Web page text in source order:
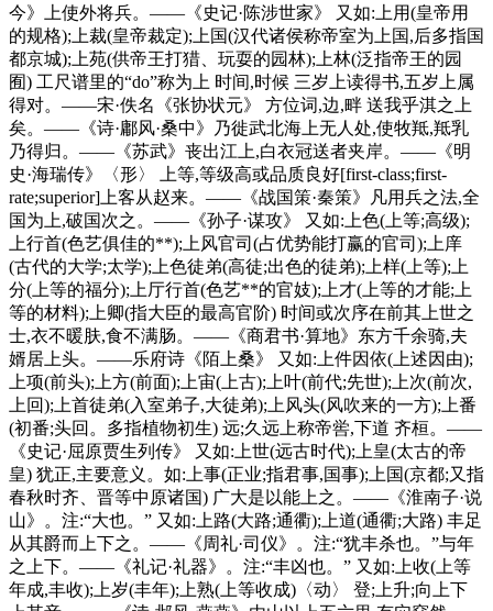
今》上使外将兵。——《史记·陈涉世家》 又如:上用(皇帝用
的规格);上裁(皇帝裁定);上国(汉代诸侯称帝室为上国,后多指国
都京城);上苑(供帝王打猎、玩耍的园林);上林(泛指帝王的园
囿) 工尺谱里的“do”称为上 时间,时候 三岁上读得书,五岁上属
得对。——宋·佚名《张协状元》 方位词,边,畔 送我乎淇之上
矣。——《诗·鄘风·桑中》乃徙武北海上无人处,使牧羝,羝乳
乃得归。——《苏武》丧出江上,白衣冠送者夹岸。——《明
史·海瑞传》〈形〉 上等,等级高或品质良好[first-class;first-
rate;superior]上客从赵来。——《战国策·秦策》凡用兵之法,全
国为上,破国次之。——《孙子·谋攻》 又如:上色(上等;高级);
上行首(色艺俱佳的**);上风官司(占优势能打赢的官司);上庠
(古代的大学;太学);上色徒弟(高徒;出色的徒弟);上样(上等);上
分(上等的福分);上厅行首(色艺**的官妓);上才(上等的才能;上
等的材料);上卿(指大臣的最高官阶) 时间或次序在前其上世之
士,衣不暖肤,食不满肠。——《商君书·算地》东方千余骑,夫
婿居上头。——乐府诗《陌上桑》 又如:上件因依(上述因由);
上项(前头);上方(前面);上宙(上古);上叶(前代;先世);上次(前次,
上回);上首徒弟(入室弟子,大徒弟);上风头(风吹来的一方);上番
(初番;头回。多指植物初生) 远;久远上称帝喾,下道 齐桓。——
《史记·屈原贾生列传》 又如:上世(远古时代);上皇(太古的帝
皇) 犹正,主要意义。如:上事(正业;指君事,国事);上国(京都;又指
春秋时齐、晋等中原诸国) 广大是以能上之。——《淮南子·说
山》。注:“大也。” 又如:上路(大路;通衢);上道(通衢;大路) 丰足
从其爵而上下之。——《周礼·司仪》。注:“犹丰杀也。”与年
之上下。——《礼记·礼器》。注:“丰凶也。” 又如:上收(上等
年成,丰收);上岁(丰年);上熟(上等收成)〈动〉 登;上升;向上下